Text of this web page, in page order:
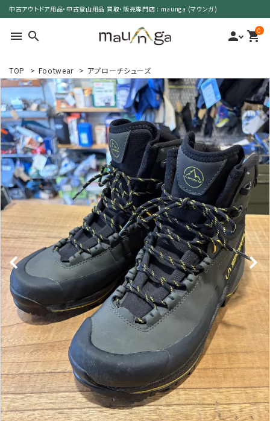
中古アウトドア用品・中古登山用品 買取・販売専門店 : maunga (マウンガ)
menu search person 0
shopping_cart
search
カテゴリーで選ぶ
サイズで選ぶ
特集で選ぶ
価格で選ぶ
買取案内
レンタル・修理
店舗情報
POLICY
INFORMATION
ACCOUNT MENU
ようこそ ゲスト 様
TOP > Footwear > アプローチシューズ